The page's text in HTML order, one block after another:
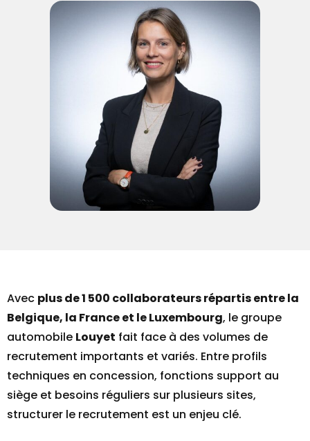
Avec plus de 1 500 collaborateurs répartis entre la
Belgique, la France et le Luxembourg, le groupe
automobile Louyet fait face à des volumes de
recrutement importants et variés. Entre profils
techniques en concession, fonctions support au
siège et besoins réguliers sur plusieurs sites,
structurer le recrutement est un enjeu clé.